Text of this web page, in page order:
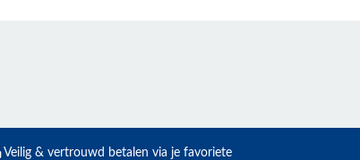
Veilig & vertrouwd betalen via je favoriete